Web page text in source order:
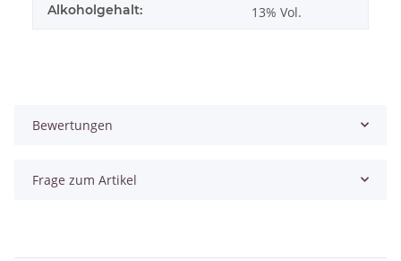
Alkoholgehalt: 13% Vol.
Bewertungen
Frage zum Artikel